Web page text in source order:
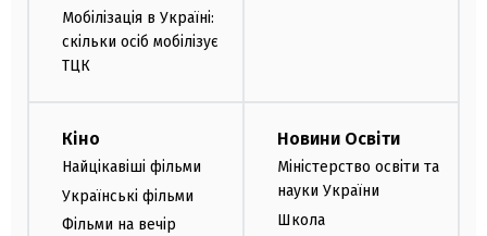
Мобілізація в Україні:
скільки осіб мобілізує
ТЦК
Кіно
Найцікавіші фільми
Українські фільми
Фільми на вечір
Новини Освіти
Міністерство освіти та
науки України
Школа